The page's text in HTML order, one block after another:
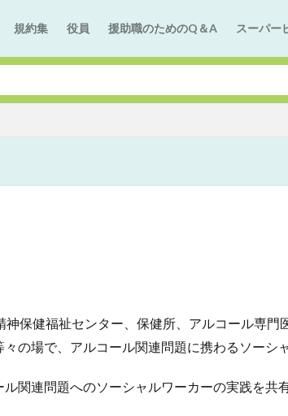
規約集 役員 援助職のためのQ＆A スーパー
保健福祉センター、保健所、アルコール専
の場で、アルコール関連問題に携わるソーシ
関連問題へのソーシャルワーカーの実践を共